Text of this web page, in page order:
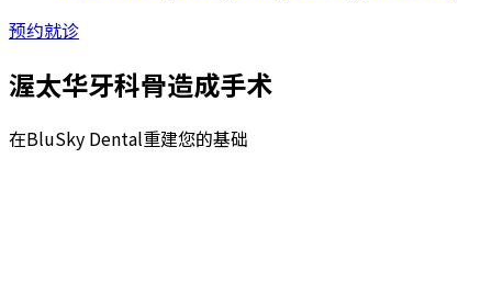
预约就诊
渥太华牙科骨造成手术
在BluSky Dental重建您的基础